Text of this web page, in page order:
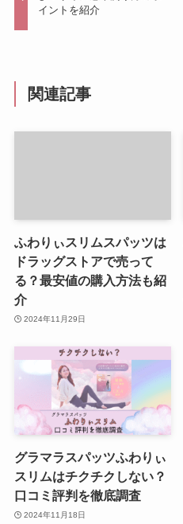
イントを紹介
関連記事
ふわりぃスリムスパッツは
ドラッグストアで売って
る？最安値の購入方法も紹
介
2024年11月29日
グラマラスパッツふわりぃ
スリムはチクチクしない？
口コミ評判を徹底調査
2024年11月18日